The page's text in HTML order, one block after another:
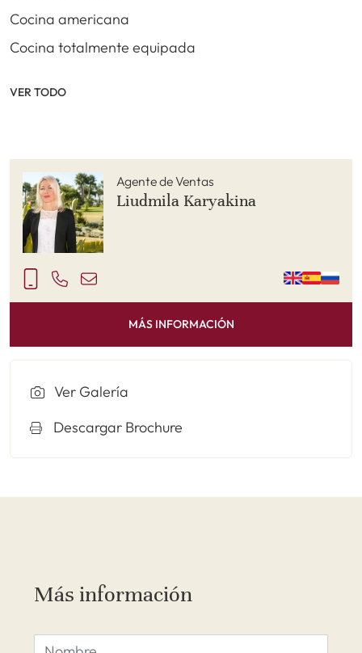
Cocina americana
Cocina totalmente equipada
VER TODO
Agente de Ventas
Liudmila Karyakina
MÁS INFORMACIÓN
Ver Galería
Descargar Brochure
Más información